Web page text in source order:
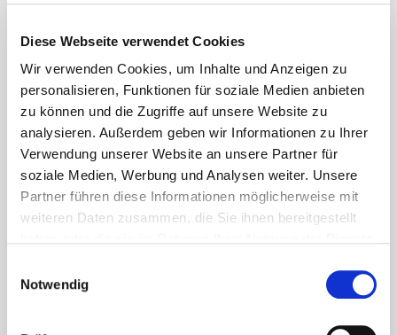
Diese Webseite verwendet Cookies
Wir verwenden Cookies, um Inhalte und Anzeigen zu
personalisieren, Funktionen für soziale Medien anbieten
zu können und die Zugriffe auf unsere Website zu
analysieren. Außerdem geben wir Informationen zu Ihrer
Verwendung unserer Website an unsere Partner für
soziale Medien, Werbung und Analysen weiter. Unsere
Partner führen diese Informationen möglicherweise mit
weiteren Daten zusammen, die Sie ihnen bereitgestellt
Notwendig
PDF anschauen
PDF Download
Solarmontagesysteme